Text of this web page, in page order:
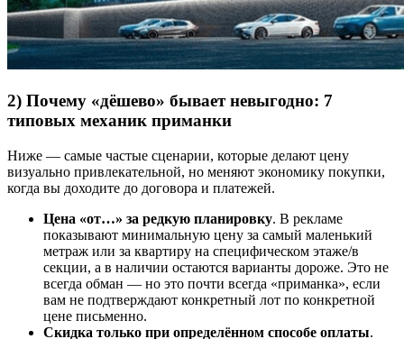
2) Почему «дёшево» бывает невыгодно: 7
типовых механик приманки
Ниже — самые частые сценарии, которые делают цену
визуально привлекательной, но меняют экономику покупки,
когда вы доходите до договора и платежей.
Цена «от…» за редкую планировку. В рекламе
показывают минимальную цену за самый маленький
метраж или за квартиру на специфическом этаже/в
секции, а в наличии остаются варианты дороже. Это не
всегда обман — но это почти всегда «приманка», если
вам не подтверждают конкретный лот по конкретной
цене письменно.
Скидка только при определённом способе оплаты.